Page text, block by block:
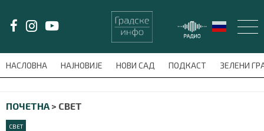
НАСЛОВНА НАЈНОВИЈЕ НОВИ САД ПОДКАСТ ЗЕЛЕНИ
meni'); $this_item = current( wp_filter_object_list(
ПОЧЕТНА > СВЕТ
СВЕТ
LAT/ЋИР
НАСЛОВНА